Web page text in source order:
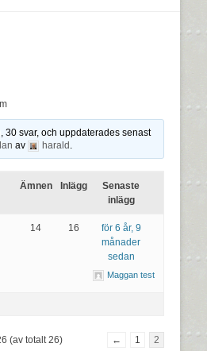
30 svar, och uppdaterades senast
av harald .
Ämnen Inlägg
Senaste
inlägg
14 16
för 6 år, 9
månader
sedan
Maggan test
(av totalt 26) ← 1 2